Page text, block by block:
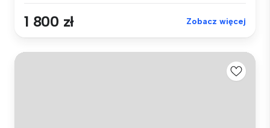
1 800 zł Zobacz więcej